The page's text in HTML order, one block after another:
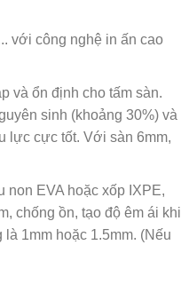
với công nghệ in ấn cao
và ổn định cho tấm sàn.
sinh (khoảng 30%) và
lực cực tốt. Với sàn 6mm,
EVA hoặc xốp IXPE,
chống ồn, tạo độ êm ái khi
1mm hoặc 1.5mm. (Nếu